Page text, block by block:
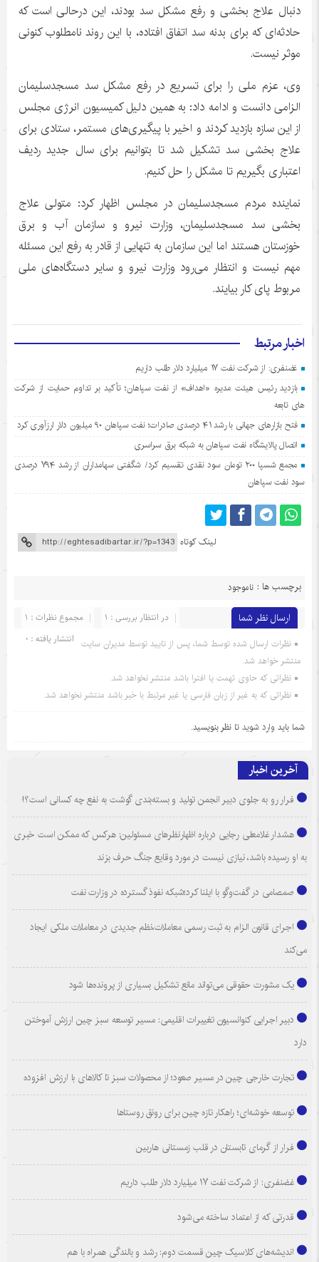
دنبال علاج بخشی و رفع مشکل سد بودند، این درحالی است که
حادثه‌ای که برای بدنه سد اتفاق افتاده، با این روند نامطلوب کنونی
موثر نیست.
وی، عزم ملی را برای تسریع در رفع مشکل سد مسجدسلیمان
الزامی دانست و ادامه داد: به همین دلیل کمیسیون انرژی مجلس
از این سازه بازدید کردند و اخیر با پیگیری‌های مستمر، ستادی برای
علاج بخشی سد تشکیل شد تا بتوانیم برای سال جدید ردیف
اعتباری بگیریم تا مشکل را حل کنیم.
نماینده مردم مسجدسلیمان در مجلس اظهار کرد: متولی علاج
بخشی سد مسجدسلیمان، وزارت نیرو و سازمان آب و برق
خوزستان هستند اما این سازمان به تنهایی از قادر به رفع این مسئله
مهم نیست و انتظار می‌رود وزارت نیرو و سایر دستگاه‌های ملی
مربوط پای کار بیایند.
اخبار مرتبط
غضنفری: از شرکت نفت ۱۷ میلیارد دلار طلب داریم
بازدید رئیس هیئت مدیره «اهداف» از نفت سپاهان؛ تأکید بر تداوم حمایت از شرکت
های تابعه
فتح بازارهای جهانی با رشد ۴۱ درصدی صادرات؛ نفت سپاهان ۹۰ میلیون دلار ارزآوری کرد
اتصال پالایشگاه نفت سپاهان به شبکه برق سراسری
مجمع شسپا ۲۰۰ تومان سود نقدی تقسیم کرد/ شگفتی سهامداران از رشد ۷۹۴ درصدی
سود نفت سپاهان
لینک کوتاه
برچسب ها : ناموجود
ارسال نظر شما مجموع نظرات : 1
در انتظار بررسی : 1
انتشار یافته : 0 نظرات ارسال شده توسط شما، پس از تایید توسط مدیران سایت
منتشر خواهد شد.
نظراتی که حاوی تهمت یا افترا باشد منتشر نخواهد شد.
نظراتی که به غیر از زبان فارسی یا غیر مرتبط با خبر باشد منتشر نخواهد شد.
شما باید وارد شوید تا نظر بنویسید.
آخرین اخبار
فرار رو به جلوی دبیر انجمن تولید و بسته‌بندی گوشت به نفع چه کسانی است؟!
هشدار غلامعلی رجایی درباره اظهارنظرهای مسئولین: هرکس که ممکن است خبری
به او رسیده باشد، نیازی نیست در مورد وقایع جنگ حرف بزند
صمصامی در گفت‌وگو با ایلنا کرد؛شبکه نفوذ گسترده در وزارت نفت
اجرای قانون الزام به ثبت رسمی معاملات،نظم جدیدی در معاملات ملکی ایجاد
می‌کند
یک مشورت حقوقی می‌تواند مانع تشکیل بسیاری از پرونده‌ها شود
دبیر اجرایی کنوانسیون تغییرات اقلیمی: مسیر توسعه سبز چین ارزش آموختن
دارد
تجارت خارجی چین در مسیر صعود؛ از محصولات سبز تا کالاهای با ارزش افزوده
توسعه خوشه‌ای؛ راهکار تازه چین برای رونق روستاها
فرار از گرمای تابستان در قلب زمستانی هاربین
غضنفری: از شرکت نفت ۱۷ میلیارد دلار طلب داریم
قدرتی که از اعتماد ساخته می‌شود
اندیشه‌های کلاسیک چین قسمت دوم: رشد و بالندگی همراه با هم